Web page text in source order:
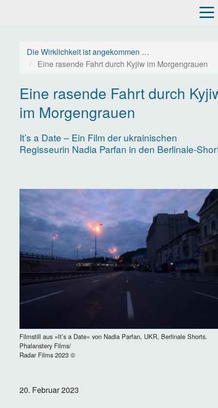
Die Wirklichkeit ist angekommen …
Eine rasende Fahrt durch Kyjiw im Morgengrauen
Eine rasende Fahrt durch
im Morgengrauen
It’s a Date – Ein Film der ukrainischen
Regisseurin Nadia Parfan in den Berlinale-
Image
Filmstill aus »It’s a Date« von Nadia Parfan, UKR, Berlinale Shorts.
Phalanstery Films/
Radar Films 2023 ©
20. Februar 2023